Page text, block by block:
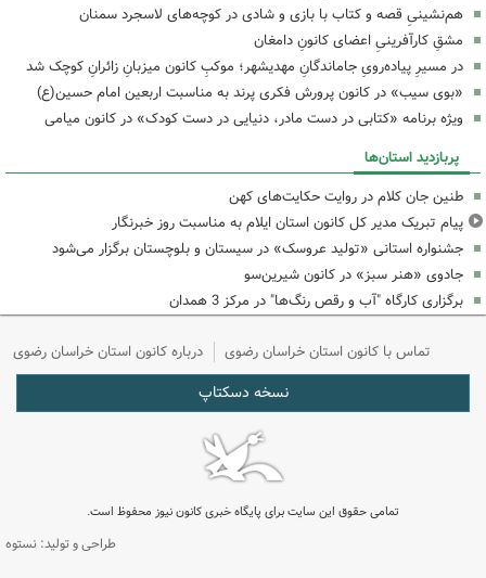
هم‌نشینیِ قصه و کتاب با بازی و شادی در کوچه‌های لاسجرد سمنان
مشقِ کارآفرینیِ اعضای کانونِ دامغان
در مسیرِ پیاده‌رویِ جاماندگانِ مهدیشهر؛ موکبِ کانون میزبانِ زائرانِ کوچک شد
«بوی سیب» در کانون پرورش فکری پرند به مناسبت اربعین امام حسین(ع)
ویژه برنامه «کتابی در دست مادر، دنیایی در دست کودک» در کانون میامی
پربازدید استان‌ها
طنین جان کلام در روایت حکایت‌های کهن
پیام تبریک مدیر کل کانون استان ایلام به مناسبت روز خبرنگار
جشنواره استانی «تولید عروسک» در سیستان و بلوچستان برگزار می‌شود
جادوی «هنر سبز» در کانون شیرین‌سو
برگزاری کارگاه "آب و رقص رنگ‌ها" در مرکز 3 همدان
تماس با کانون استان خراسان رضوی درباره کانون استان خراسان رضوی
نسخه دسکتاپ
تمامی حقوق این سایت برای پایگاه خبری کانون نیوز محفوظ است.
طراحی و تولید: نستوه